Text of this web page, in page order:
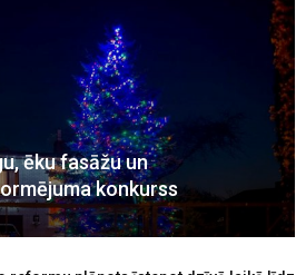
ēku fasāžu un
konkurss